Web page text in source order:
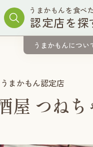
うまかもんを食べ
認定店を探
うまかもんについ
うまかもん認定店
屋 つねち